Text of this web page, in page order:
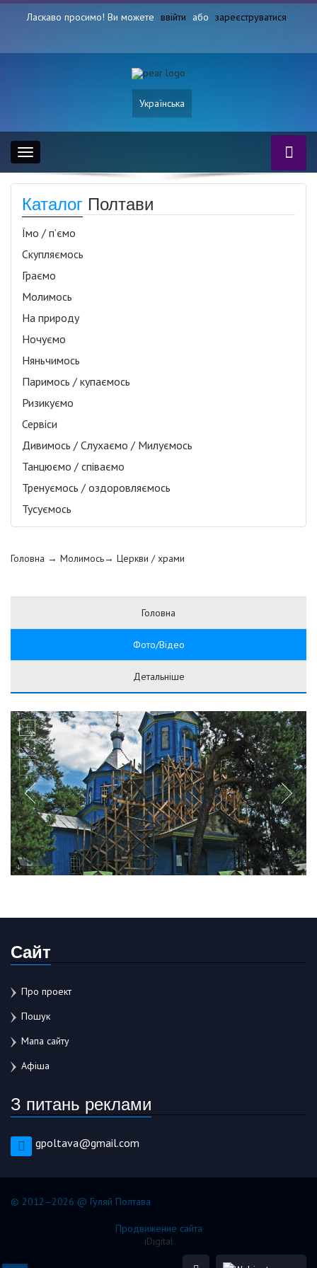
Ласкаво просимо! Ви можете ввійти або зареєструватися
Українська
Toggle
navigation
Каталог Полтави
Їмо / п’ємо
Скупляємось
Граємо
Молимось
На природу
Ночуємо
Няньчимось
Паримось / купаємось
Ризикуємо
Сервіси
Дивимось / Слухаємо / Милуємось
Танцюємо / співаємо
Тренуємось / оздоровляємось
Тусуємось
Головна → Молимось→ Церкви / храми
Головна
Фото/Відео
Детальніше
Сайт
Про проект
Пошук
Мапа сайту
Афіша
З питань реклами
gpoltava@gmail.com
© 2012–2026 @ Гуляй Полтава
Продвижение сайта
iDigital